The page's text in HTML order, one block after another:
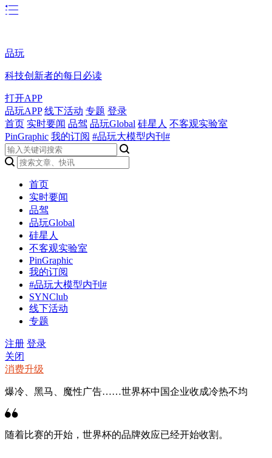
品玩
科技创新者的每日必读
打开APP
品玩APP 线下活动 专题 登录
首页 实时要闻 品驾 品玩Global 硅星人 不客观实验室
PinGraphic 我的订阅 #品玩大模型内刊#
首页
实时要闻
品驾
品玩Global
硅星人
不客观实验室
PinGraphic
我的订阅
#品玩大模型内刊#
SYNClub
线下活动
专题
注册 登录
关闭
消费升级
爆冷、黑马、魔性广告……世界杯中国企业收成冷热不均
随着比赛的开始，世界杯的品牌效应已经开始收割。